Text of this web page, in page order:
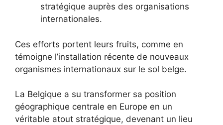
stratégique auprès des organisations
internationales.
Ces efforts portent leurs fruits, comme en
témoigne l’installation récente de nouveaux
organismes internationaux sur le sol belge.
La Belgique a su transformer sa position
géographique centrale en Europe en un
véritable atout stratégique, devenant un lieu